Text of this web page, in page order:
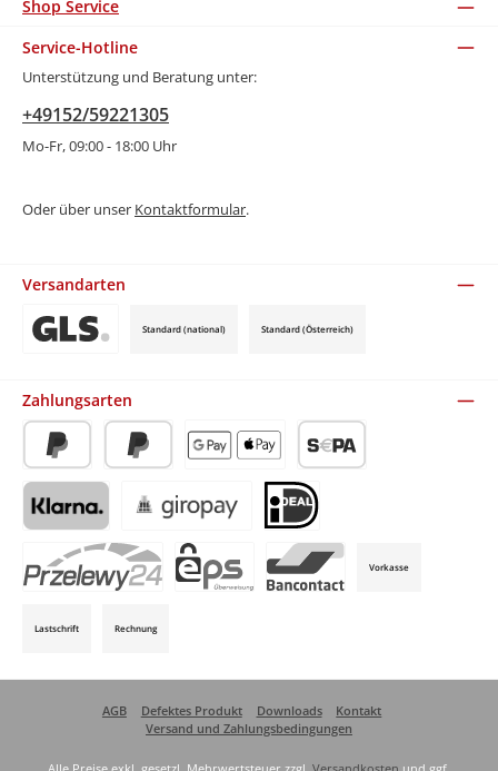
Shop Service
Service-Hotline
Unterstützung und Beratung unter:
+49152/59221305
Mo-Fr, 09:00 - 18:00 Uhr
Oder über unser Kontaktformular.
Versandarten
Standard (national) Standard (Österreich)
Zahlungsarten
PayPal Später BezahlenApple Pay / Google Pay (via Stripe)
SEPA-Lastschrift (via Stripe)
Klarna (via Stripe)Giropay (via Stripe) iDeal (via Stripe)
Vorkasse
Lastschrift Rechnung
AGB Defektes Produkt Downloads
Kontakt
Versand und Zahlungsbedingungen